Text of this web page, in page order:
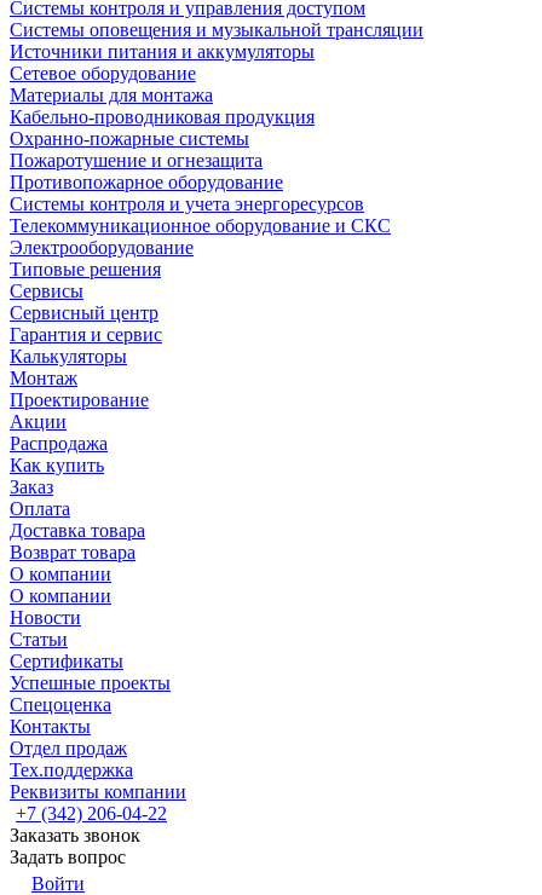
Системы контроля и управления доступом
Системы оповещения и музыкальной трансляции
Источники питания и аккумуляторы
Сетевое оборудование
Материалы для монтажа
Кабельно-проводниковая продукция
Охранно-пожарные системы
Пожаротушение и огнезащита
Противопожарное оборудование
Системы контроля и учета энергоресурсов
Телекоммуникационное оборудование и СКС
Электрооборудование
Типовые решения
Сервисы
Сервисный центр
Гарантия и сервис
Калькуляторы
Монтаж
Проектирование
Акции
Распродажа
Как купить
Заказ
Оплата
Доставка товара
Возврат товара
О компании
О компании
Новости
Статьи
Сертификаты
Успешные проекты
Спецоценка
Контакты
Отдел продаж
Тех.поддержка
Реквизиты компании
+7 (342) 206-04-22
Заказать звонок
Задать вопрос
Войти